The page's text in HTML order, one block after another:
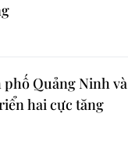
Quảng Ninh và
hai cực tăng